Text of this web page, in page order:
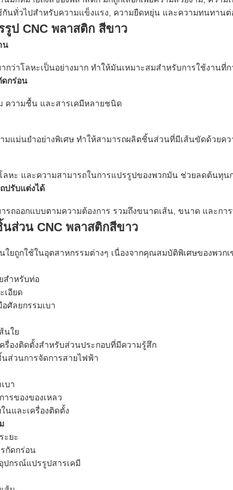
กันทั่วไปสําหรับความแข็งแรง, ความยืดหยุ่น และความทนทานต่
ป CNC พลาสติก สีขาว
น
กว่าโลหะเป็นอย่างมาก ทําให้มันเหมาะสมสําหรับการใช้งาน
กร่อน
ความชื้น และสารเคมีหลายชนิด
มแม่นยําอย่างพิเศษ ทําให้สามารถผลิตชิ้นส่วนที่มีเส้นขัดด้วย
ลหะ และความสามารถในการแปรรูปของพวกมัน ช่วยลดต้นทุน
ปรับแต่งได้
รถออกแบบตามความต้องการ รวมถึงขนาดเส้น, ขนาด และกา
ส่วน CNC พลาสติกสีขาว
ยถูกใช้ในอุตสาหกรรมต่างๆ เนื่องจากคุณสมบัติพิเศษของพวกเ
สําหรับท่อ
เอียด
ศัลยกรรมเบา
นใย
ครื่องติดตั้งสําหรับส่วนประกอบที่มีความรู้สึก
นส่วนการจัดการสายไฟฟ้า
บา
ารของของเหลว
นและเครื่องติดตั้ง
ะยะ
กัดกร่อน
ปกรณ์แปรรูปสารเคมี